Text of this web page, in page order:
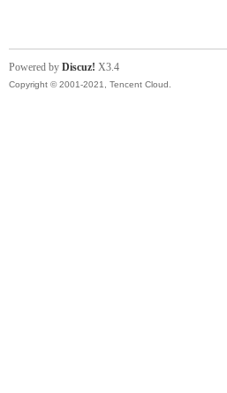
Powered by Discuz! X3.4
Copyright © 2001-2021, Tencent Cloud.